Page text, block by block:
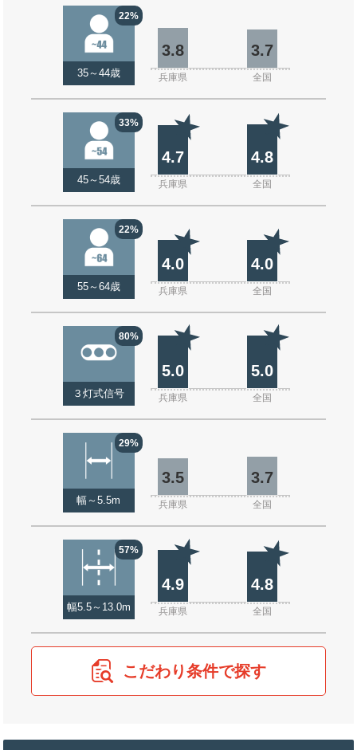
22%
35～44歳
3.8 3.7
兵庫県 全国
33%
45～54歳
4.7 4.8
兵庫県 全国
22%
55～64歳
4.0 4.0
兵庫県 全国
80%
３灯式信号
5.0 5.0
兵庫県 全国
29%
幅～5.5m
3.5 3.7
兵庫県 全国
57%
幅5.5～13.0m
4.9 4.8
兵庫県 全国
こだわり条件で探す